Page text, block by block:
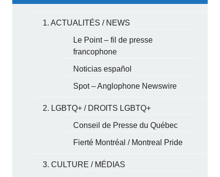
1. ACTUALITÉS / NEWS
Le Point – fil de presse
francophone
Noticias español
Spot – Anglophone Newswire
2. LGBTQ+ / DROITS LGBTQ+
Conseil de Presse du Québec
Fierté Montréal / Montreal Pride
3. CULTURE / MÉDIAS